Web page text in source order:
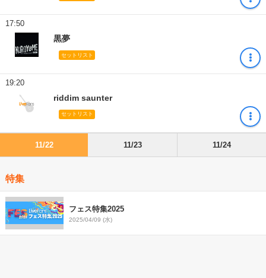
17:50
黒夢
セットリスト
19:20
riddim saunter
セットリスト
11/22 11/23 11/24
特集
フェス特集2025
2025/04/09 (水)